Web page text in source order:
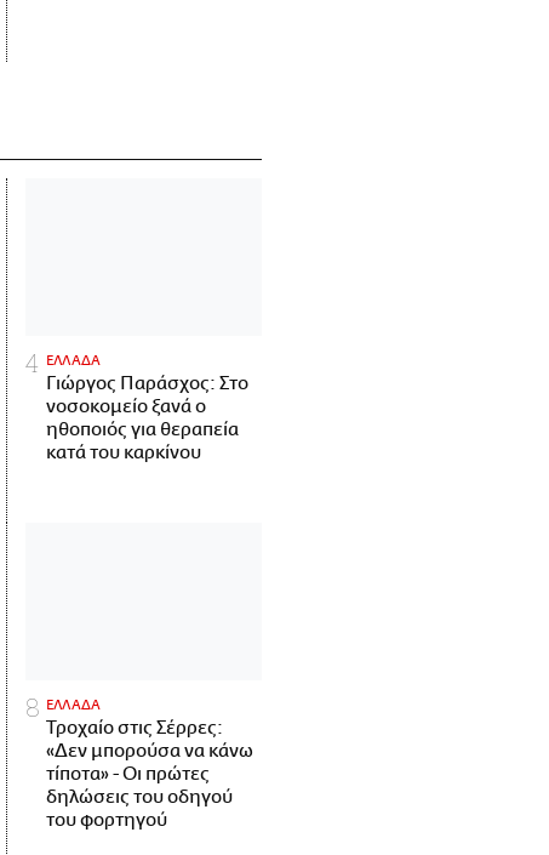
ΕΛΛΑΔΑ
Γιώργος Παράσχος: Στο
νοσοκομείο ξανά ο
ηθοποιός για θεραπεία
κατά του καρκίνου
ΕΛΛΑΔΑ
Τροχαίο στις Σέρρες:
«Δεν μπορούσα να κάνω
τίποτα» - Οι πρώτες
δηλώσεις του οδηγού
του φορτηγού